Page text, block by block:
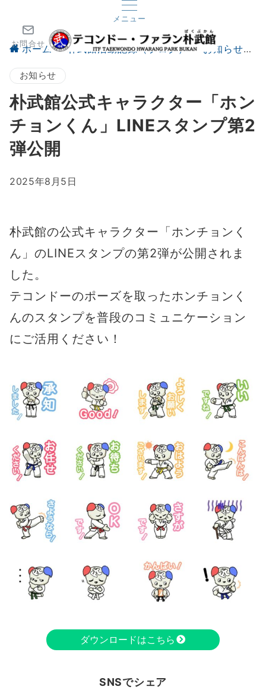
メニュー
お問合せ
ホーム 朴武館活動記録（ブログ） お知らせ
お知らせ
朴武館公式キャラクター「ホン
チョンくん」LINEスタンプ第2
弾公開
2025年8月5日
朴武館の公式キャラクター「ホンチョンく
ん」のLINEスタンプの第2弾が公開されま
した。
テコンドーのポーズを取ったホンチョンく
んのスタンプを普段のコミュニケーション
にご活用ください！
ダウンロードはこちら
SNSでシェア